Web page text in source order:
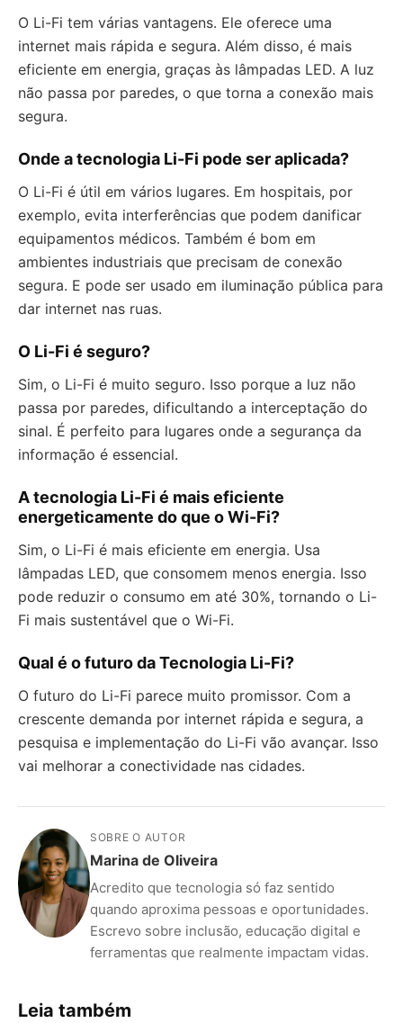
O Li-Fi tem várias vantagens. Ele oferece uma
internet mais rápida e segura. Além disso, é mais
eficiente em energia, graças às lâmpadas LED. A luz
não passa por paredes, o que torna a conexão mais
segura.
Onde a tecnologia Li-Fi pode ser aplicada?
O Li-Fi é útil em vários lugares. Em hospitais, por
exemplo, evita interferências que podem danificar
equipamentos médicos. Também é bom em
ambientes industriais que precisam de conexão
segura. E pode ser usado em iluminação pública para
dar internet nas ruas.
O Li-Fi é seguro?
Sim, o Li-Fi é muito seguro. Isso porque a luz não
passa por paredes, dificultando a interceptação do
sinal. É perfeito para lugares onde a segurança da
informação é essencial.
A tecnologia Li-Fi é mais eficiente
energeticamente do que o Wi-Fi?
Sim, o Li-Fi é mais eficiente em energia. Usa
lâmpadas LED, que consomem menos energia. Isso
pode reduzir o consumo em até 30%, tornando o Li-
Fi mais sustentável que o Wi-Fi.
Qual é o futuro da Tecnologia Li-Fi?
O futuro do Li-Fi parece muito promissor. Com a
crescente demanda por internet rápida e segura, a
pesquisa e implementação do Li-Fi vão avançar. Isso
vai melhorar a conectividade nas cidades.
SOBRE O AUTOR
Marina de Oliveira
Acredito que tecnologia só faz sentido
quando aproxima pessoas e oportunidades.
Escrevo sobre inclusão, educação digital e
ferramentas que realmente impactam vidas.
Leia também